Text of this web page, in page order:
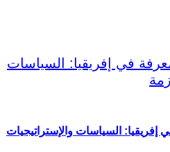
إفريقيا: السياسات والإستراتيجيات